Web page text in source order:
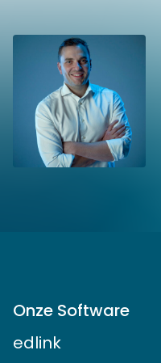
Onze Software
edlink